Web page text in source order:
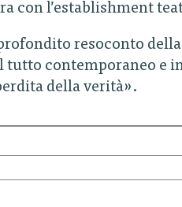
con l’establishment
resoconto
tutto contemporaneo e
della verità».